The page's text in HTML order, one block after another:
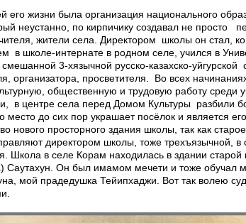
его жизни была организация национального
неустанно, по кирпичику создавал не просто
жители села. Директором школы он стал,
в школе-интернате в родном селе, учился в
3-хязычной русско-казахско-
организатора, просветителя. Во всех
общественную и трудовую работу
в центре села перед Домом Культуры разбили
место до сих пор украшает посёлок и является
нового просторного здания школы, так как
директором школы, тоже трехъязычной,
Школа в селе Корам находилась в здании
Саутахун. Он был имамом мечети и тоже обучал
мой прадедушка Тейипхаджи. Вот так волею